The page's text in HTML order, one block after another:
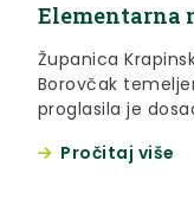
Elementarna
Županica
Borovčak
proglasila je
(3.travnja 2013.),
Pročitaj više